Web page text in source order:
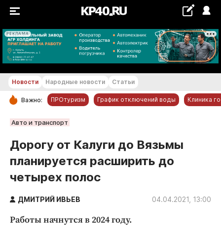
РЕКЛАМА
+25...+26 °С
РУБРИКИ
Новости компаний
Статьи
Народные новости
Авто и транспорт
Криминал
Новости Народные новости Статьи
Важно: ПРОтуризм График отключений воды Клиника
Авто и транспорт
Дорогу от Калуги до Вязьмы
планируется расширить до
четырех полос
ДМИТРИЙ ИВЬЕВ 04.04.2021, 13:00
Работы начнутся в 2024 году.